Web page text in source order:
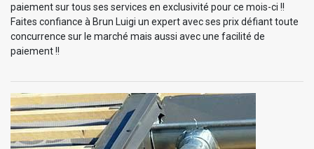
paiement sur tous ses services en exclusivité pour ce mois-ci !!
Faites confiance à Brun Luigi un expert avec ses prix défiant toute
concurrence sur le marché mais aussi avec une facilité de
paiement !!